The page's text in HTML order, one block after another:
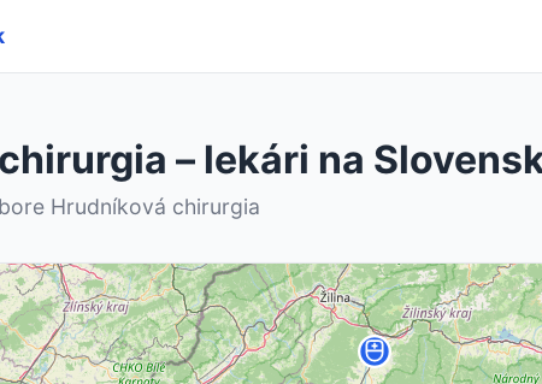
– lekári na
Hrudníková chirurgia